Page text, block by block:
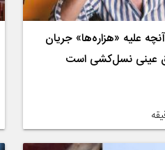
علیه «هزاره‌ها» جریان
عینی نسل‌کشی است